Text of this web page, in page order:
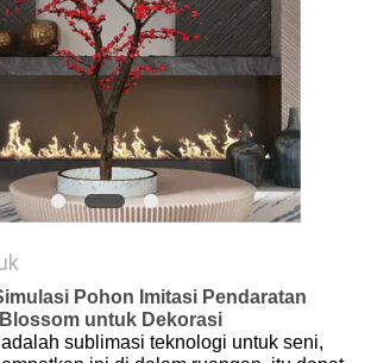
Pohon Imitasi Pendaratan
untuk Dekorasi
sublimasi teknologi untuk seni,